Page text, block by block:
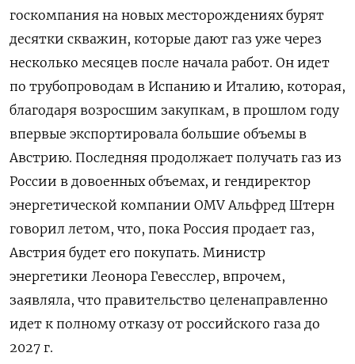
госкомпания на новых месторождениях бурят
десятки скважин, которые дают газ уже через
несколько месяцев после начала работ. Он идет
по трубопроводам в Испанию и Италию, которая,
благодаря возросшим закупкам, в прошлом году
впервые экспортировала большие объемы в
Австрию. Последняя продолжает получать газ из
России в довоенных объемах, и гендиректор
энергетической компании OMV Альфред Штерн
говорил летом, что, пока Россия продает газ,
Австрия будет его покупать. Министр
энергетики Леонора Гевесслер, впрочем,
заявляла, что правительство целенаправленно
идет к полному отказу от российского газа до
2027 г.